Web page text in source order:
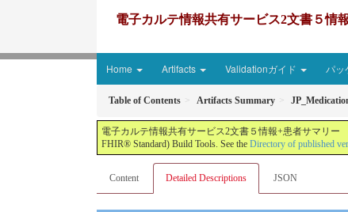
電子カルテ情報共有サービス2文書５情
Home Artifacts Validationガイド パ
Table of Contents Artifacts Summary
電子カルテ情報共有サービス2文書５情報+患者サマリー
FHIR® Standard) Build Tools. See the Directory of published
Content Detailed Descriptions JSON